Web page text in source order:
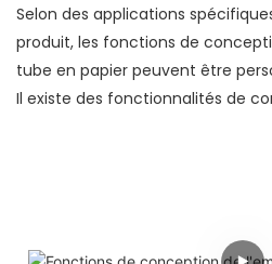
Selon des applications
produit, les fonctions de
tube en papier peuvent être
Il existe des fonctionnalités de